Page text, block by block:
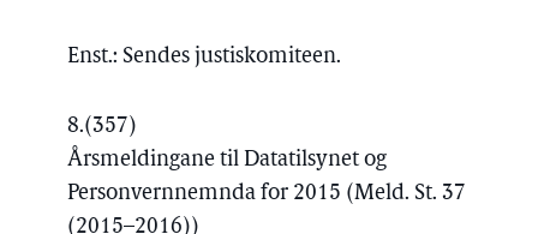
Enst.: Sendes justiskomiteen.
8.(357)
Årsmeldingane til Datatilsynet og
Personvernnemnda for 2015 (Meld. St. 37
(2015–2016))